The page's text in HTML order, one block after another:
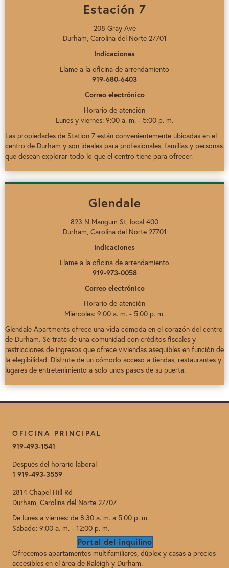
Estación 7
208 Gray Ave
Durham, Carolina del Norte 27701
Indicaciones
Llame a la oficina de arrendamiento
919-680-6403
Correo electrónico
Horario de atención
Lunes y viernes: 9:00 a. m. - 5:00 p. m.
Las propiedades de Station 7 están convenientemente ubicadas en el
centro de Durham y son ideales para profesionales, familias y personas
que desean explorar todo lo que el centro tiene para ofrecer.
Glendale
823 N Mangum St, local 400
Durham, Carolina del Norte 27701
Indicaciones
Llame a la oficina de arrendamiento
919-973-0058
Correo electrónico
Horario de atención
Miércoles: 9:00 a. m. - 5:00 p. m.
Glendale Apartments ofrece una vida cómoda en el corazón del centro
de Durham. Se trata de una comunidad con créditos fiscales y
restricciones de ingresos que ofrece viviendas asequibles en función de
la elegibilidad. Disfrute de un cómodo acceso a tiendas, restaurantes y
lugares de entretenimiento a solo unos pasos de su puerta.
OFICINA PRINCIPAL
919-493-1541
Después del horario laboral
1 919-493-3559
2814 Chapel Hill Rd
Durham, Carolina del Norte 27707
De lunes a viernes: de 8:30 a. m. a 5:00 p. m.
Sábado: 9:00 a. m. - 12:00 p. m.
Portal del inquilino
Ofrecemos apartamentos multifamiliares, dúplex y casas a precios
accesibles en el área de Raleigh y Durham.